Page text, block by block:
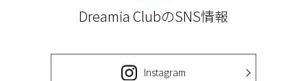
Dreamia ClubのSNS情報
Instagram